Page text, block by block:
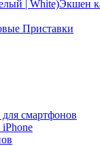
Экшен
Приставки
для смартфонов